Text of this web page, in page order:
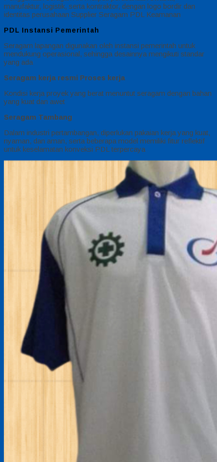
manufaktur, logistik, serta kontraktor, dengan logo bordir dan
identitas perusahaan Supplier Seragam PDL Keamanan
PDL Instansi Pemerintah
Seragam lapangan digunakan oleh instansi pemerintah untuk
mendukung operasional, sehingga desainnya mengikuti standar
yang ada
Seragam kerja resmi Proses kerja
Kondisi kerja proyek yang berat menuntut seragam dengan bahan
yang kuat dan awet
Seragam Tambang
Dalam industri pertambangan, diperlukan pakaian kerja yang kuat,
nyaman, dan aman, serta beberapa model memiliki fitur reflektif
untuk keselamatan konveksi PDL terpercaya